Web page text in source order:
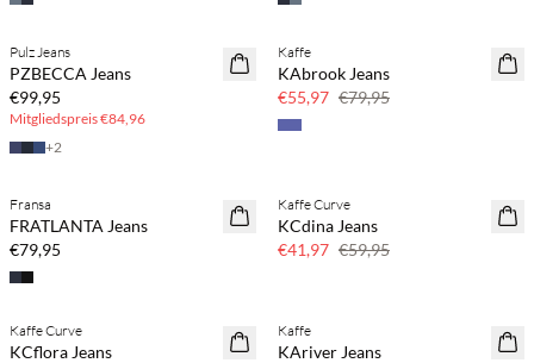
NEUHEITEN
BASIC DEAL
Pulz Jeans
PZBECCA Jeans
€99,95
Mitgliedspreis€84,96
+2
SAVE20
Kaffe
KAbrook Jeans
€55,97 €79,95
NEUHEITEN
Fransa
FRATLANTA Jeans
€79,95
SAVE20
Kaffe Curve
KCdina Jeans
€41,97 €59,95
SAVE20
Kaffe Curve
KCflora Jeans
SAVE20
Kaffe
KAriver Jeans